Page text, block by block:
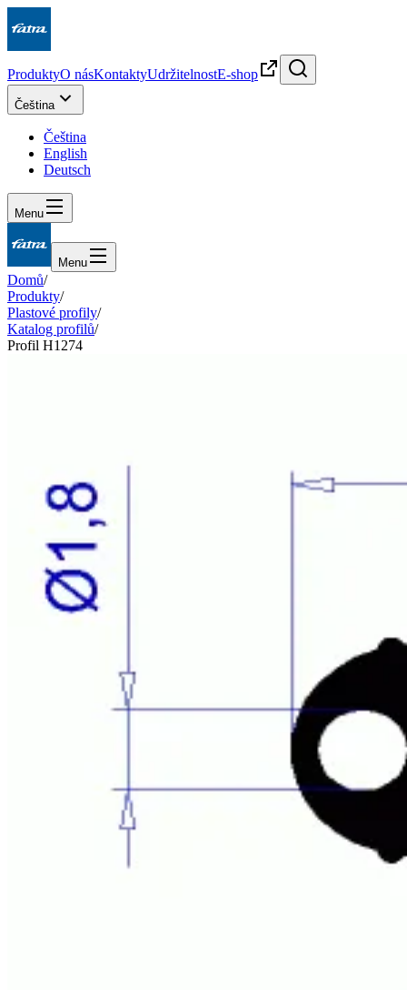
ProduktyO násKontaktyUdržitelnostE-shop
Čeština
Čeština
English
Deutsch
Menu
Menu
Domů/
Produkty/
Plastové profily/
Katalog profilů/
Profil H1274